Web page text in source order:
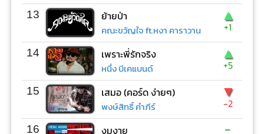
13 ย้ายป่า
คณะขวัญใจ ft.หงา คาราวาน
▲
+1
14 เพราะพี่รักจริง
หนึ่ง บีเคแบนด์
▲
+5
15 เสมอ (คอร์ด ง่ายๆ)
พงษ์สิทธิ์ คำภีร์
▼
-2
16 งมงาย -